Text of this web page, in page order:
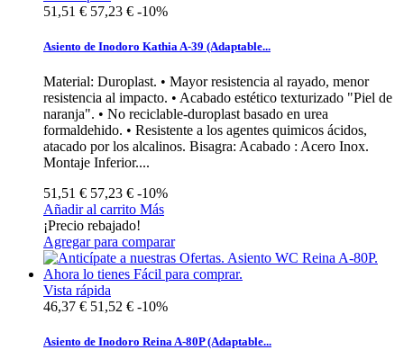
51,51 € 57,23 € -10%
Asiento de Inodoro Kathia A-39 (Adaptable...
Material: Duroplast. • Mayor resistencia al rayado, menor
resistencia al impacto. • Acabado estético texturizado "Piel de
naranja". • No reciclable-duroplast basado en urea
formaldehido. • Resistente a los agentes quimicos ácidos,
atacado por los alcalinos. Bisagra: Acabado : Acero Inox.
Montaje Inferior....
51,51 € 57,23 € -10%
Añadir al carrito Más
¡Precio rebajado!
Agregar para comparar
Vista rápida
46,37 € 51,52 € -10%
Asiento de Inodoro Reina A-80P (Adaptable...